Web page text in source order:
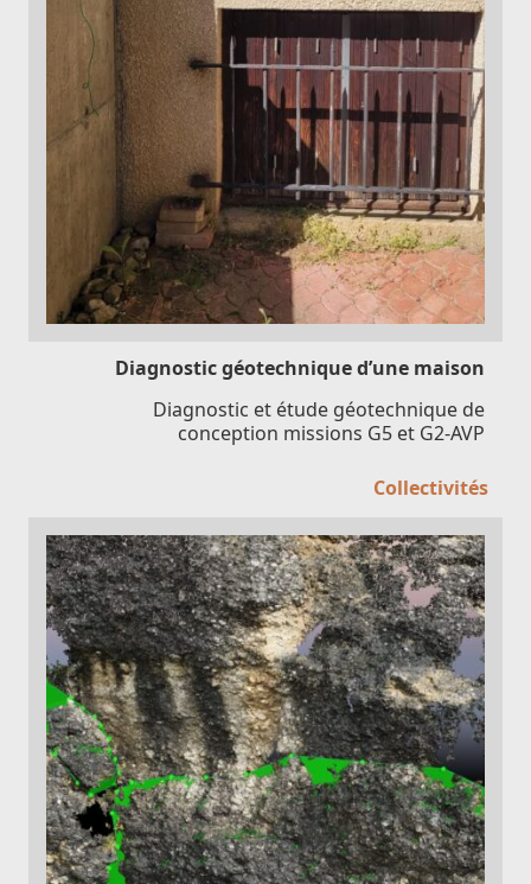
Diagnostic géotechnique d’une maison
Diagnostic et étude géotechnique de
conception missions G5 et G2-AVP
Collectivités